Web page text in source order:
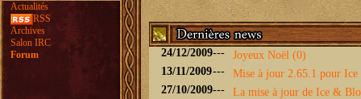
Actualités
RSS
Archives
Salon IRC
Forum
24/12/2009---
Joyeux Noël (0)
13/11/2009---
Mise à jour 2.65.1 pour
27/10/2009---
La mise à jour de Ice &